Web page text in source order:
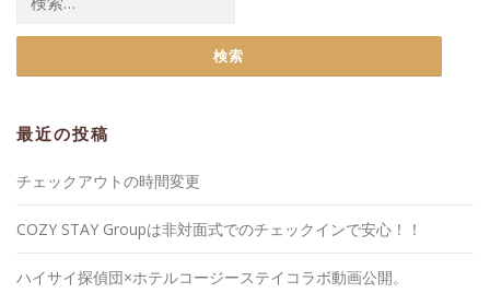
索:
最近の投稿
チェックアウトの時間変更
COZY STAY Groupは非対面式でのチェックインで安心！！
ハイサイ探偵団×ホテルコージーステイコラボ動画公開。